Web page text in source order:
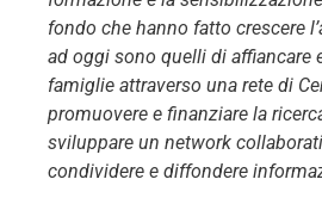
fondo che hanno fatto crescere
ad oggi sono quelli di affiancare
famiglie attraverso una rete di
promuovere e finanziare la
sviluppare un network
condividere e diffondere